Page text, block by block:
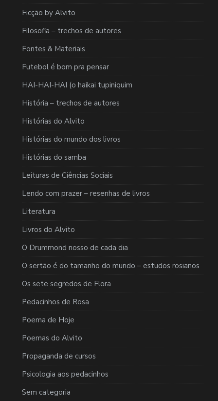
Ficção by Alvito
Filosofia – trechos de autores
Fontes & Materiais
Futebol é bom pra pensar
HAI-HAI-HAI (o haikai tupiniquim
História – trechos de autores
Histórias do Alvito
Histórias do mundo dos livros
Histórias do samba
Leituras de Ciências Sociais
Lendo com prazer – resenhas de livros
Literatura
Livros do Alvito
O Drummond nosso de cada dia
O sertão é do tamanho do mundo – estudos rosianos
Os sete segredos de Flora
Pedacinhos de Rosa
Poema de Hoje
Poemas do Alvito
Propaganda de cursos
Psicologia aos pedacinhos
Sem categoria